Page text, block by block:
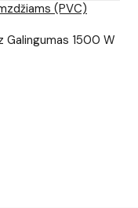
(PVC)
Galingumas 1500 W